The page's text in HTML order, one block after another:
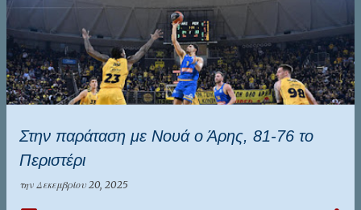
Στην παράταση με Νουά ο Άρης, 81-76 το
Περιστέρι
την Δεκεμβρίου 20, 2025